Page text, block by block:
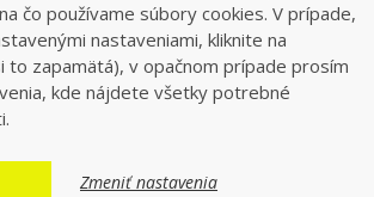
na slovenskom trhu
čo používame súbory cookies. V prípade,
nastaveniami, kliknite na
to zapamätá), v opačnom prípade prosím
kde nájdete všetky potrebné
Zmeniť nastavenia